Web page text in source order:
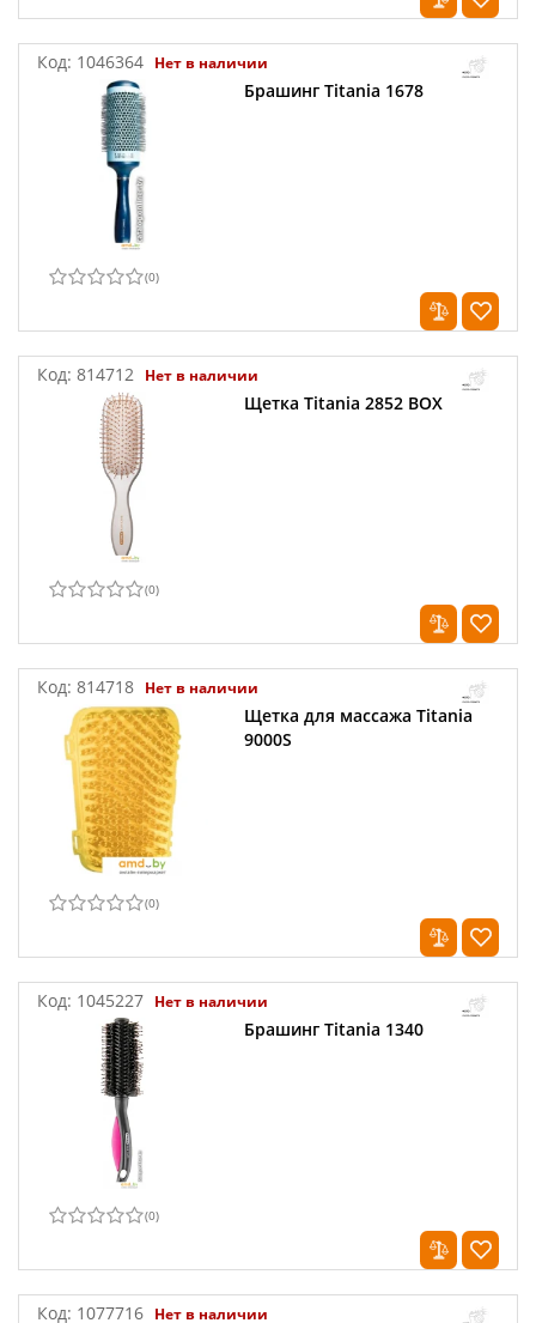
Код: 1046364 Нет в наличии
Брашинг Titania 1678
(0)
Код: 814712 Нет в наличии
Щетка Titania 2852 BOX
(0)
Код: 814718 Нет в наличии
Щетка для массажа Titania
9000S
(0)
Код: 1045227 Нет в наличии
Брашинг Titania 1340
(0)
Код: 1077716 Нет в наличии